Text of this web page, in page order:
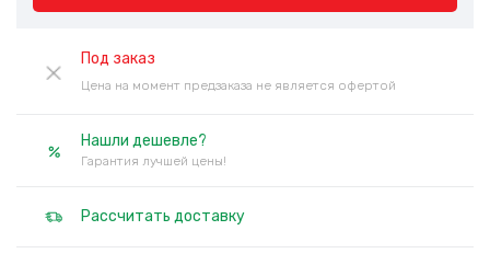
Под заказ
Цена на момент предзаказа не является офертой
Нашли дешевле?
Гарантия лучшей цены!
Рассчитать доставку